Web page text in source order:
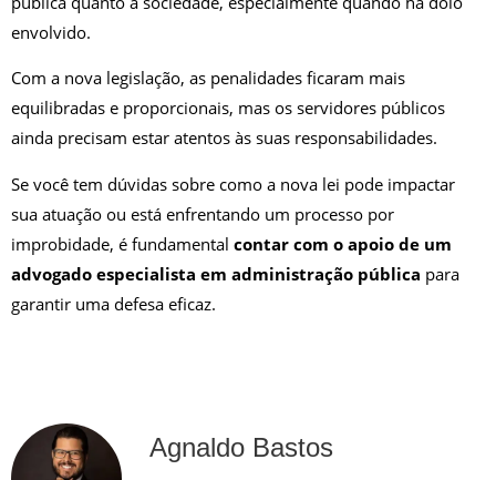
envolvido.
Com a nova legislação, as penalidades ficaram mais
equilibradas e proporcionais, mas os servidores públicos
ainda precisam estar atentos às suas responsabilidades.
Se você tem dúvidas sobre como a nova lei pode impactar
sua atuação ou está enfrentando um processo por
improbidade, é fundamental contar com o apoio de um
advogado especialista em administração pública para
garantir uma defesa eficaz.
Agnaldo Bastos